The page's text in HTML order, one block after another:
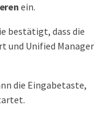
ein.
bestätigt, dass die
und Unified Manager
die Eingabetaste,